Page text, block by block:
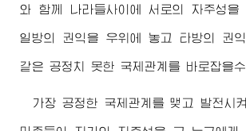
와 함께 나라들사이에 서로의 자주성을
일방의 권익을 우위에 놓고 타방의 권
같은 공정치 못한 국제관계를 바로잡을수
가장 공정한 국제관계를 맺고 발전시